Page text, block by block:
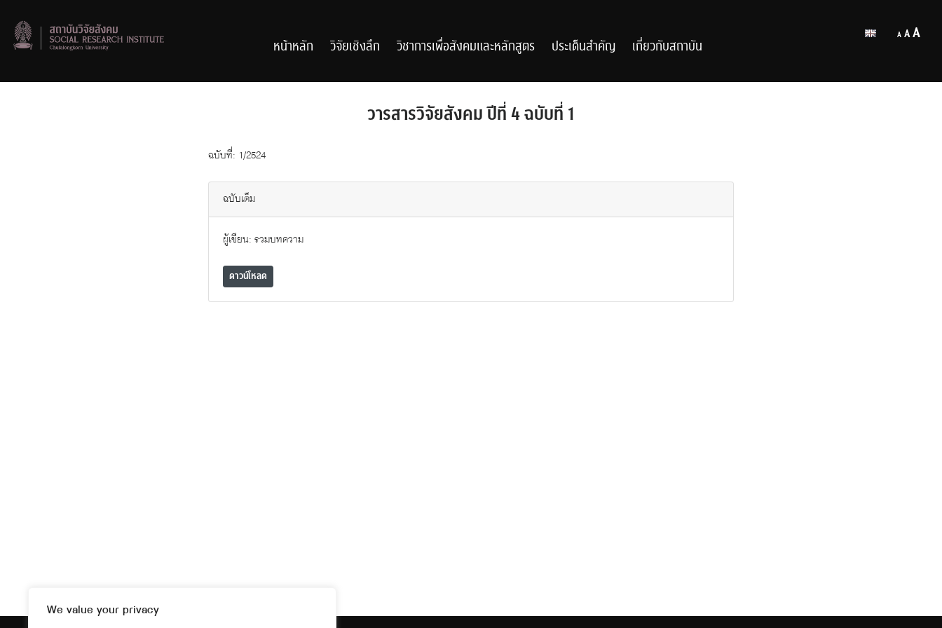
We value your privacy
content
หน้าหลัก วิจัยเชิงลึก วิชาการเพื่อสังคมและหลักสูตร ประเด็นสำคัญ เกี่ยวกับสถาบัน
A
Decrease
font
AReset
A
วารสารวิจัยสังคม ปีที่ 4 ฉบับที่ 1
ฉบับที่: 1/2524
ฉบับเต็ม
ผู้เขียน: รวมบทความ
ดาวน์โหลด